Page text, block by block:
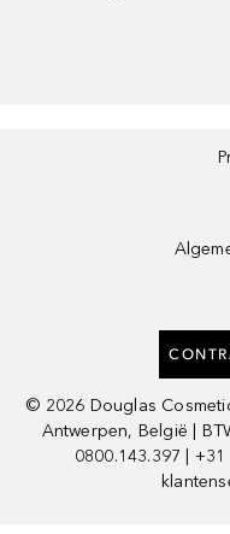
© 2026 Douglas
Antwerpen, België |
0800.143.397 |